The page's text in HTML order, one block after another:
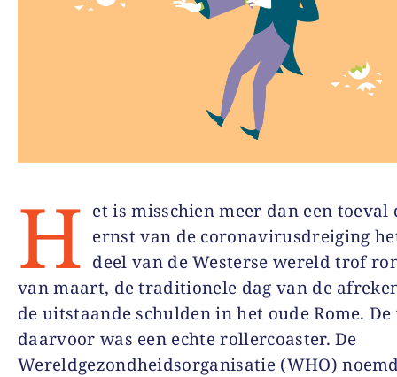
H et is misschien meer dan een toeval
ernst van de coronavirusdreiging
deel van de Westerse wereld trof
van maart, de traditionele dag van de
de uitstaande schulden in het oude Rome. De
daarvoor was een echte rollercoaster. De
Wereldgezondheidsorganisatie (WHO)